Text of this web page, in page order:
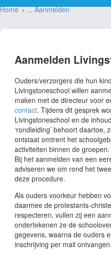
Aanmelden
Home ›... Aanmelden
Aanmelden
Ouders/verzorgers die hun
Livingstoneschool willen
maken met de directeur voor
contact. Tijdens dit gesprek
Livingstoneschool en de
‘rondleiding’ behoort daartoe,
ontstaat omtrent het
activiteiten binnen de groepen.
Bij het aanmelden van een
adviseren we om rond het
deze procedure.
Als ouders voorkeur hebben
daarmee de protestants-
respecteren, vullen zij een
ondertekenen ze de
gegevens, waarna de ouders
inschrijving per mail ontvangen.